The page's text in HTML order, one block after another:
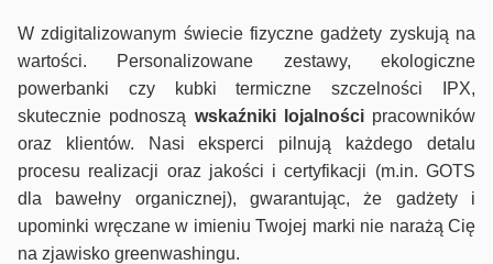
W zdigitalizowanym świecie fizyczne gadżety zyskują na
wartości. Personalizowane zestawy, ekologiczne
powerbanki czy kubki termiczne szczelności IPX,
skutecznie podnoszą wskaźniki lojalnościpracowników
oraz klientów. Nasi eksperci pilnują każdego detalu
procesu realizacji oraz jakości i certyfikacji (m.in. GOTS
dla bawełny organicznej), gwarantując, że gadżety i
upominki wręczane w imieniu Twojej marki nie narażą Cię
na zjawisko greenwashingu.